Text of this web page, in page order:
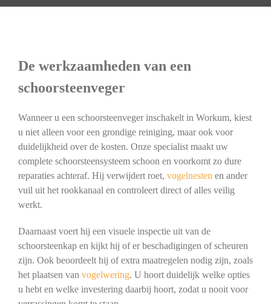
De werkzaamheden van een
schoorsteenveger
Wanneer u een schoorsteenveger inschakelt in Workum, kiest
u niet alleen voor een grondige reiniging, maar ook voor
duidelijkheid over de kosten. Onze specialist maakt uw
complete schoorsteensysteem schoon en voorkomt zo dure
reparaties achteraf. Hij verwijdert roet, vogelnesten en ander
vuil uit het rookkanaal en controleert direct of alles veilig
werkt.
Daarnaast voert hij een visuele inspectie uit van de
schoorsteenkap en kijkt hij of er beschadigingen of scheuren
zijn. Ook beoordeelt hij of extra maatregelen nodig zijn, zoals
het plaatsen van vogelwering. U hoort duidelijk welke opties
u hebt en welke investering daarbij hoort, zodat u nooit voor